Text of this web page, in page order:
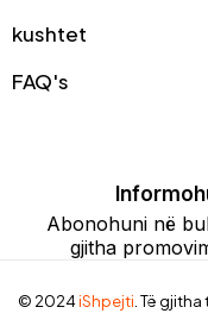
kushtet
FAQ's
Abonohuni në
gjitha
© 2024iShpejti . Të